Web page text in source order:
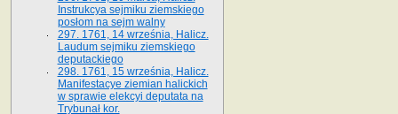
Instrukcya sejmiku ziemskiego
posłom na sejm walny
297. 1761, 14 września, Halicz.
Laudum sejmiku ziemskiego
deputackiego
298. 1761, 15 września, Halicz.
Manifestacye ziemian halickich
w sprawie elekcyi deputata na
Trybunał kor.